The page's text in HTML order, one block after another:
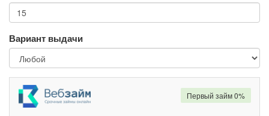
Вариант выдачи
Первый займ 0%